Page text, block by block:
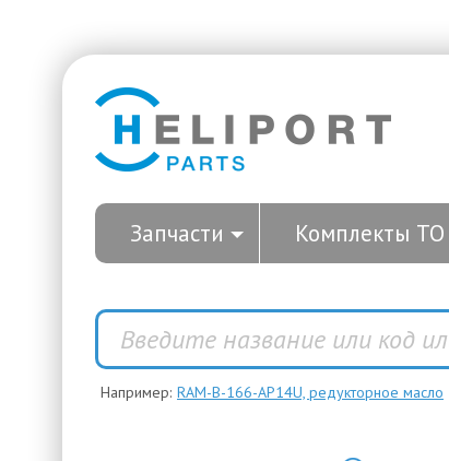
Запчасти Комплекты ТО
Например: RAM-B-166-AP14U, редукторное масло